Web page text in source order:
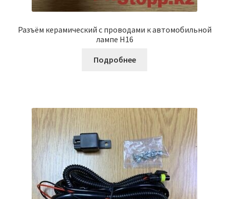
Разъём керамический с проводами к автомобильной
лампе H16
Подробнее